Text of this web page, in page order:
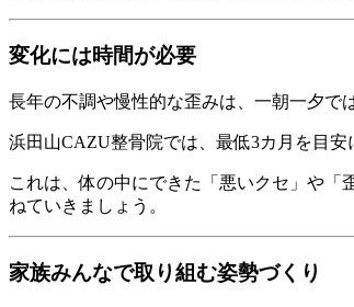
変化には時間が必要
長年の不調や慢性的な歪みは、一朝一夕で
浜田山CAZU整骨院では、最低3カ月を目安
これは、体の中にできた「悪いクセ」や
ねていきましょう。
家族みんなで取り組む姿勢づくり